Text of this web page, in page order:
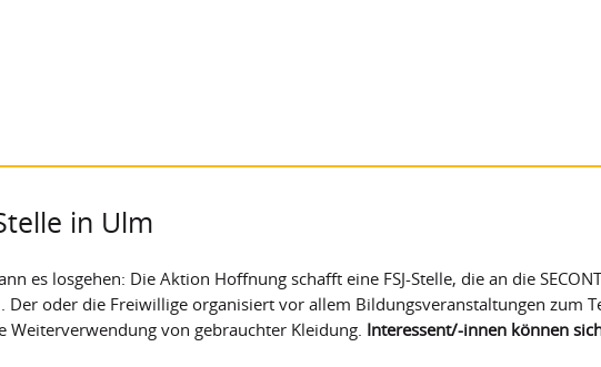
in Ulm
es losgehen: Die Aktion Hoffnung schafft eine FSJ-Stelle, die an die
Der oder die Freiwillige organisiert vor allem Bildungsveranstaltungen zum
Weiterverwendung von gebrauchter Kleidung. Interessent/-innen können